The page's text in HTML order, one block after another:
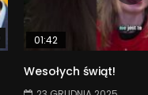
Watch Later
01:42
Wesołych świąt!